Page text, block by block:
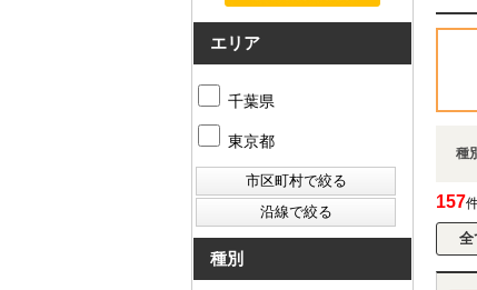
種
157
エリア
千葉県
東京都
種別